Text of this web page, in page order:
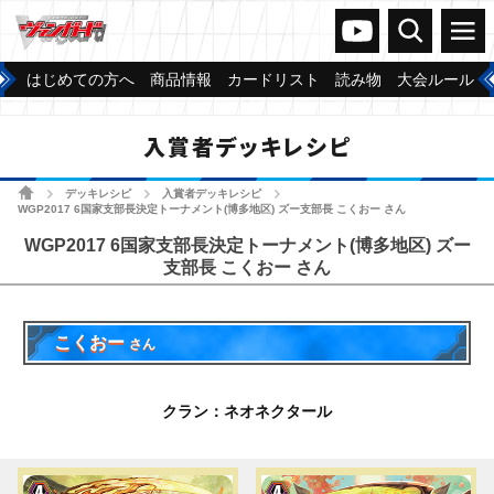
ヴァンガードch
検索 メニュー
はじめての方へ 商品情報 カードリスト 読み物 大会ルール
入賞者デッキレシピ
ホームデッキレシピ 入賞者デッキレシピ
WGP2017 6国家支部長決定トーナメント(博多地区) ズー支部長 こくおー さん
WGP2017 6国家支部長決定トーナメント(博多地区) ズー
支部長 こくおー さん
こくおー さん
クラン：ネオネクタール